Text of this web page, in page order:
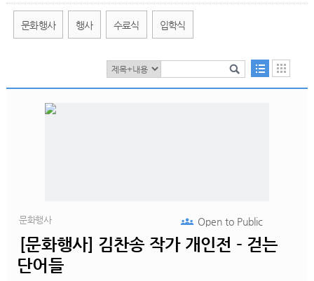
전체 1월 2월 4월 5월 6월
문화행사 행사 수료식 입학식
문화행사
[문화행사] 김찬송 작가 개인전 - 걷는
단어들
Open toPublic